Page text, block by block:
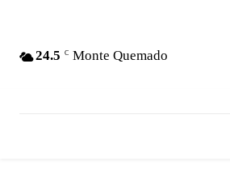
24.5 C Monte Quemado